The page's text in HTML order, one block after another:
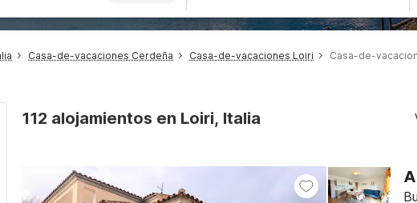
Casa-de-vacaciones Cerdeña Casa-de-vacaciones Loiri Casa-de-
112 alojamientos en Loiri, Italia